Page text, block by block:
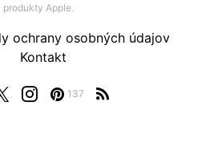
produkty Apple.
137
ochrany osobných údajov
Kontakt